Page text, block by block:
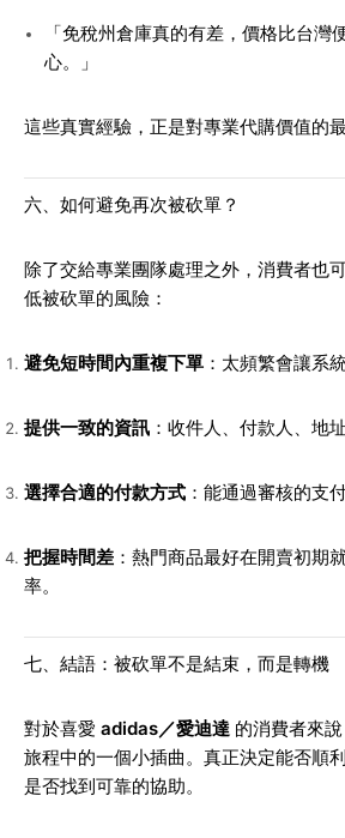
「免稅州倉庫真的有差，價格比台灣
心。」
這些真實經驗，正是對專業代購價值的最
六、如何避免再次被砍單？
除了交給專業團隊處理之外，消費者也
低被砍單的風險：
避免短時間內重複下單 ：太頻繁會讓系
提供一致的資訊 ：收件人、付款人、地
選擇合適的付款方式 ：能通過審核的支
把握時間差 ：熱門商品最好在開賣初期
率。
七、結語：被砍單不是結束，而是轉機
對於喜愛 adidas／愛迪達 的消費者來
旅程中的一個小插曲。真正決定能否順
是否找到可靠的協助。